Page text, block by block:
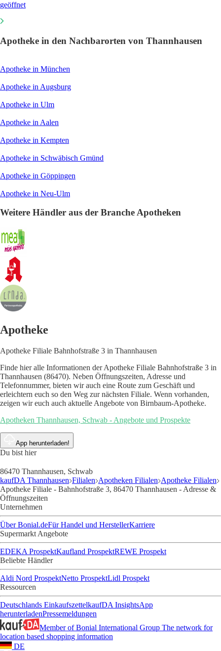
geöffnet
Apotheke in den Nachbarorten von Thannhausen
Apotheke in München
Apotheke in Augsburg
Apotheke in Ulm
Apotheke in Aalen
Apotheke in Kempten
Apotheke in Schwäbisch Gmünd
Apotheke in Göppingen
Apotheke in Neu-Ulm
Weitere Händler aus der Branche Apotheken
Apotheke
Apotheke Filiale Bahnhofstraße 3 in Thannhausen
Finde hier alle Informationen der Apotheke Filiale Bahnhofstraße 3 in
Thannhausen (86470). Neben Öffnungszeiten, Adresse und
Telefonnummer, bieten wir auch eine Route zum Geschäft und
erleichtern euch so den Weg zur nächsten Filiale. Wenn vorhanden,
zeigen wir euch auch aktuelle Angebote von Birnbaum-Apotheke.
Apotheken Thannhausen, Schwab - Angebote und Prospekte
App herunterladen!
Du bist hier
86470 Thannhausen, Schwab
kaufDA Thannhausen Filialen Apotheken Filialen Apotheke Filialen
Apotheke Filiale - Bahnhofstraße 3, 86470 Thannhausen - Adresse &
Öffnungszeiten
Unternehmen
Über Bonial.deFür Handel und HerstellerKarriere
Supermarkt Angebote
EDEKA ProspektKaufland ProspektREWE Prospekt
Beliebte Händler
Aldi Nord ProspektNetto ProspektLidl Prospekt
Ressourcen
Deutschlands EinkaufszettelkaufDA InsightsApp
herunterladenPressemeldungen
Member of Bonial International Group The network for
location based shopping information
DE